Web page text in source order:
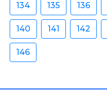
134 135 136
140 141 142
146